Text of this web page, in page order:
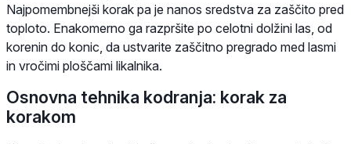
Najpomembnejši korak pa je nanos sredstva za zaščito pred
toploto. Enakomerno ga razpršite po celotni dolžini las, od
korenin do konic, da ustvarite zaščitno pregrado med lasmi
in vročimi ploščami likalnika.
Osnovna tehnika kodranja: korak za
korakom